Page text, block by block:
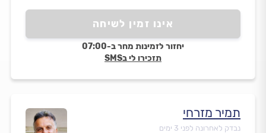
אינו זמין לשיחה
יחזור לזמינות מחר ב-07:00
תזכירו לי בSMS
תמיר מזרחי
נבדק לאחרונה לפני 3 ימים